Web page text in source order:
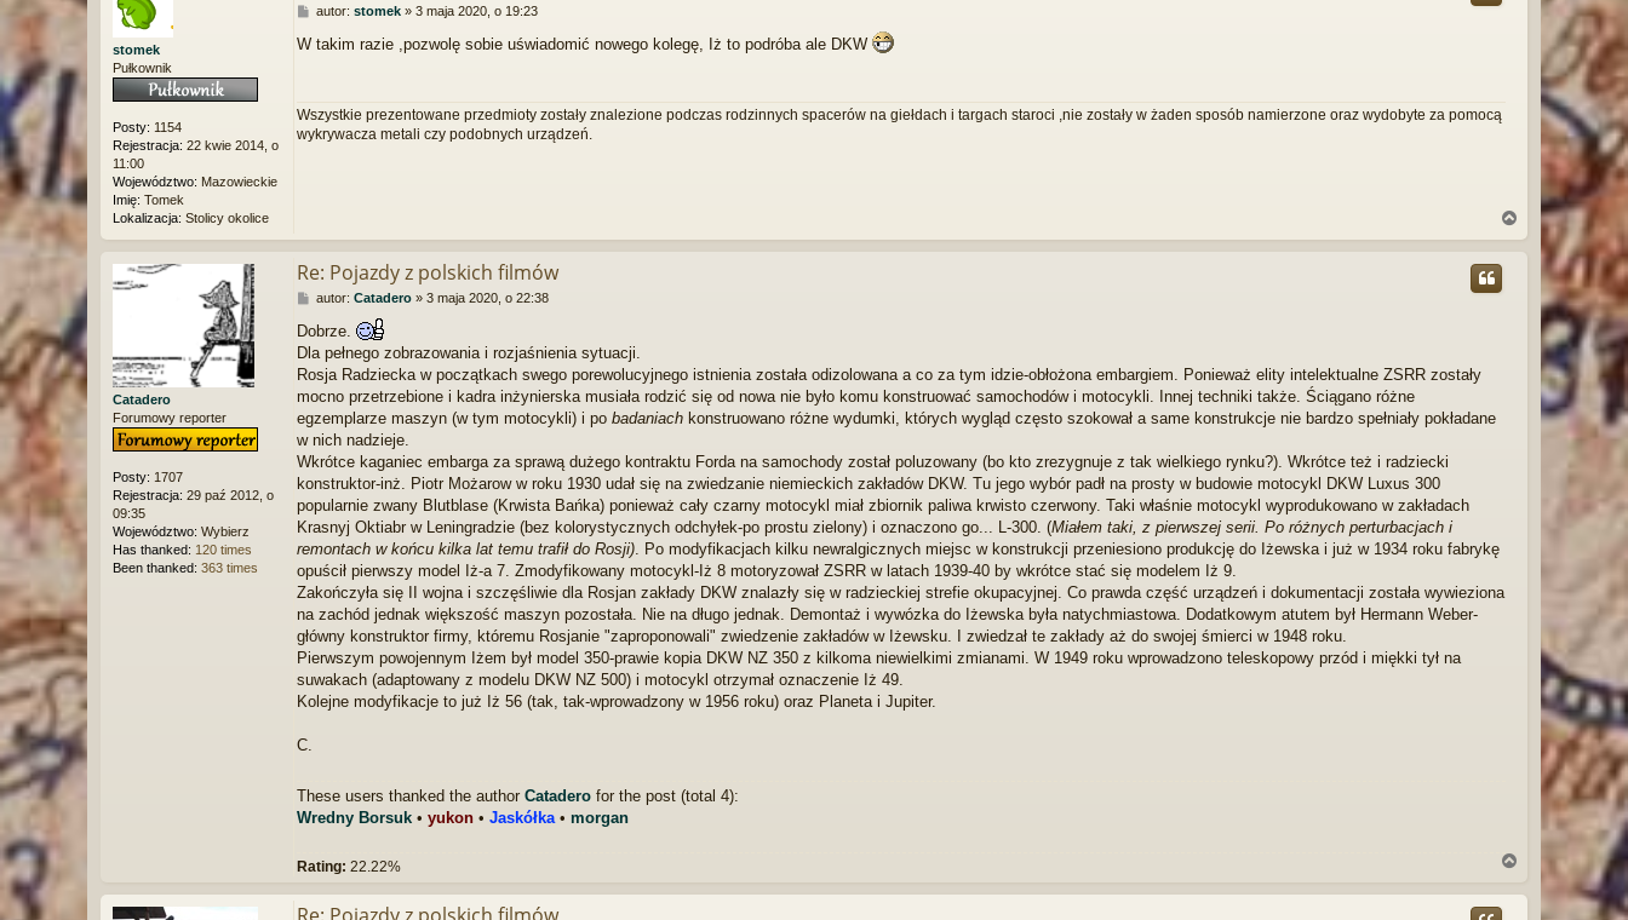
stomek
Pułkownik
Posty: 1154
Rejestracja: 22 kwie 2014, o
11:00
Województwo: Mazowieckie
Imię: Tomek
Lokalizacja: Stolicy okolice
P
s
autor: stomek» 3 maja 2020, o 19:23
W takim razie ,pozwolę sobie uświadomić nowego kolegę, Iż to podróba ale DKW
Wszystkie prezentowane przedmioty zostały znalezione podczas rodzinnych spacerów na giełdach i targach staroci ,nie zostały w żaden sposób namierzone oraz wydobyte za pomocą
wykrywacza metali czy podobnych urządzeń.
a
g
Catadero
Forumowy reporter
Posty: 1707
Rejestracja: 29 paź 2012, o
09:35
Województwo: Wybierz
Has thanked: 120 times
Been thanked: 363 times
Re: Pojazdy z polskich filmów
P
s
t
autor: Catadero» 3 maja 2020, o 22:38
Dobrze.
Dla pełnego zobrazowania i rozjaśnienia sytuacji.
Rosja Radziecka w początkach swego porewolucyjnego istnienia została odizolowana a co za tym idzie-obłożona embargiem. Ponieważ elity intelektualne ZSRR zostały
mocno przetrzebione i kadra inżynierska musiała rodzić się od nowa nie było komu konstruować samochodów i motocykli. Innej techniki także. Ściągano różne
egzemplarze maszyn (w tym motocykli) i po badaniach konstruowano różne wydumki, których wygląd często szokował a same konstrukcje nie bardzo spełniały pokładane
w nich nadzieje.
Wkrótce kaganiec embarga za sprawą dużego kontraktu Forda na samochody został poluzowany (bo kto zrezygnuje z tak wielkiego rynku?). Wkrótce też i radziecki
konstruktor-inż. Piotr Możarow w roku 1930 udał się na zwiedzanie niemieckich zakładów DKW. Tu jego wybór padł na prosty w budowie motocykl DKW Luxus 300
popularnie zwany Blutblase (Krwista Bańka) ponieważ cały czarny motocykl miał zbiornik paliwa krwisto czerwony. Taki właśnie motocykl wyprodukowano w zakładach
Krasnyj Oktiabr w Leningradzie (bez kolorystycznych odchyłek-po prostu zielony) i oznaczono go... L-300. (Miałem taki, z pierwszej serii. Po różnych perturbacjach i
remontach w końcu kilka lat temu trafił do Rosji) . Po modyfikacjach kilku newralgicznych miejsc w konstrukcji przeniesiono produkcję do Iżewska i już w 1934 roku fabrykę
opuścił pierwszy model Iż-a 7. Zmodyfikowany motocykl-Iż 8 motoryzował ZSRR w latach 1939-40 by wkrótce stać się modelem Iż 9.
Zakończyła się II wojna i szczęśliwie dla Rosjan zakłady DKW znalazły się w radzieckiej strefie okupacyjnej. Co prawda część urządzeń i dokumentacji została wywieziona
na zachód jednak większość maszyn pozostała. Nie na długo jednak. Demontaż i wywózka do Iżewska była natychmiastowa. Dodatkowym atutem był Hermann Weber-
główny konstruktor firmy, któremu Rosjanie "zaproponowali" zwiedzenie zakładów w Iżewsku. I zwiedzał te zakłady aż do swojej śmierci w 1948 roku.
Pierwszym powojennym Iżem był model 350-prawie kopia DKW NZ 350 z kilkoma niewielkimi zmianami. W 1949 roku wprowadzono teleskopowy przód i miękki tył na
suwakach (adaptowany z modelu DKW NZ 500) i motocykl otrzymał oznaczenie Iż 49.
Kolejne modyfikacje to już Iż 56 (tak, tak-wprowadzony w 1956 roku) oraz Planeta i Jupiter.
C.
These users thanked the author Catadero for the post (total 4):
Wredny Borsuk • yukon • Jaskółka • morgan
Rating: 22.22%
g